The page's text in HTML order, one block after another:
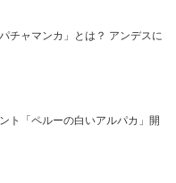
チャマンカ」とは？ アンデスに
ト「ペルーの白いアルパカ」開